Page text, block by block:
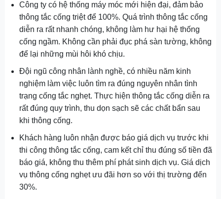
Công ty có hệ thống máy móc mới hiện đại, đảm bảo
thông tắc cống triệt để 100%. Quá trình thông tắc cống
diễn ra rất nhanh chóng, không làm hư hại hệ thống
cống ngầm. Không cần phải đục phá sàn tường, không
để lại những mùi hôi khó chịu.
Đội ngũ công nhân lành nghề, có nhiều năm kinh
nghiệm làm việc luôn tìm ra đúng nguyên nhân tình
trạng cống tắc nghẹt. Thực hiện thông tắc cống diễn ra
rất đúng quy trình, thu dọn sạch sẽ các chất bẩn sau
khi thông cống.
Khách hàng luôn nhận được báo giá dịch vụ trước khi
thi công thông tắc cống, cam kết chỉ thu đúng số tiền đã
báo giá, không thu thêm phí phát sinh dịch vụ. Giá dịch
vụ thông cống nghẹt ưu đãi hơn so với thị trường đến
30%.